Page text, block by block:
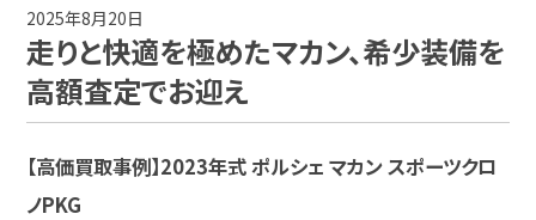
ポルシェ買取実績
2025年8月20日
走りと快適を極めたマカン、希少装備を
高額査定でお迎え
【高価買取事例】2023年式 ポルシェ マカン スポーツクロ
ノPKG